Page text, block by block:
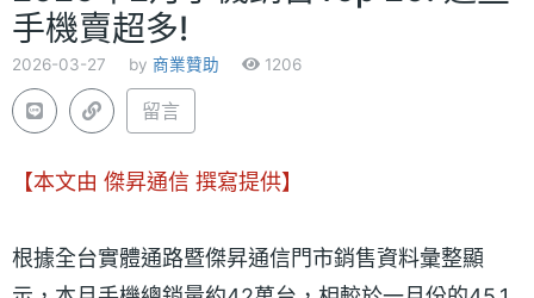
手機賣超多!
2026-03-27 by 商業贊助 1206
留言
【本文由 傑昇通信 撰寫提供】
根據全台實體通路暨傑昇通信門市銷售資料彙整顯